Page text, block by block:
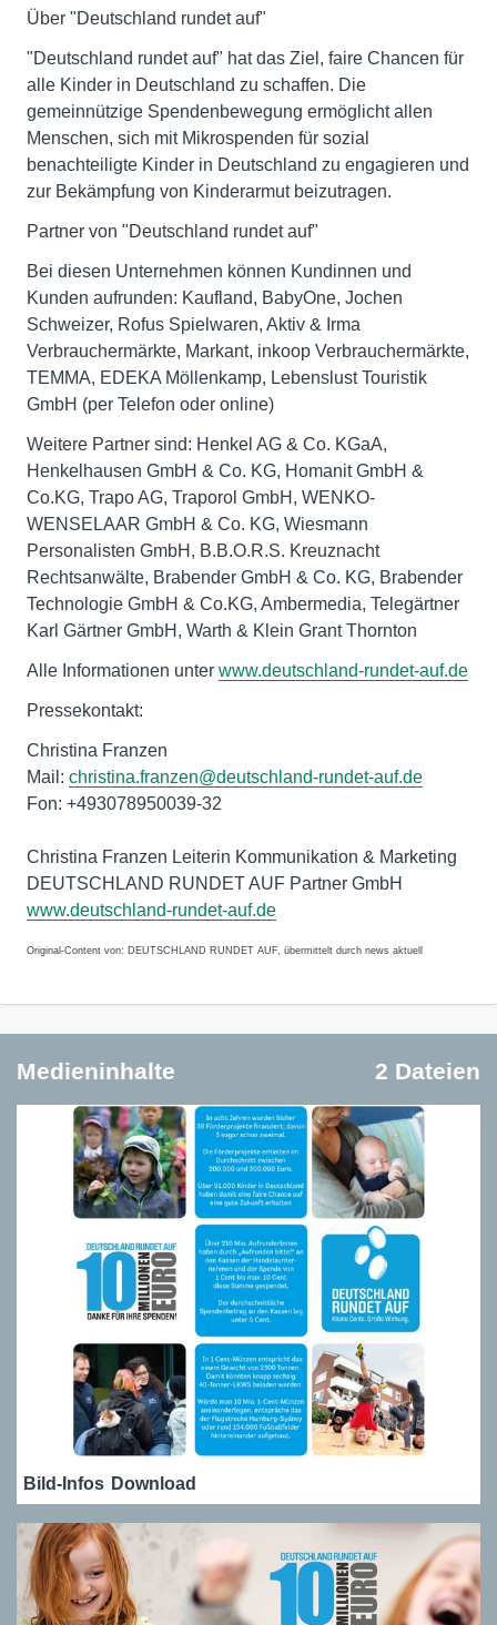
Über "Deutschland rundet auf"
"Deutschland rundet auf" hat das Ziel, faire Chancen für
alle Kinder in Deutschland zu schaffen. Die
gemeinnützige Spendenbewegung ermöglicht allen
Menschen, sich mit Mikrospenden für sozial
benachteiligte Kinder in Deutschland zu engagieren und
zur Bekämpfung von Kinderarmut beizutragen.
Partner von "Deutschland rundet auf"
Bei diesen Unternehmen können Kundinnen und
Kunden aufrunden: Kaufland, BabyOne, Jochen
Schweizer, Rofus Spielwaren, Aktiv & Irma
Verbrauchermärkte, Markant, inkoop Verbrauchermärkte,
TEMMA, EDEKA Möllenkamp, Lebenslust Touristik
GmbH (per Telefon oder online)
Weitere Partner sind: Henkel AG & Co. KGaA,
Henkelhausen GmbH & Co. KG, Homanit GmbH &
Co.KG, Trapo AG, Traporol GmbH, WENKO-
WENSELAAR GmbH & Co. KG, Wiesmann
Personalisten GmbH, B.B.O.R.S. Kreuznacht
Rechtsanwälte, Brabender GmbH & Co. KG, Brabender
Technologie GmbH & Co.KG, Ambermedia, Telegärtner
Karl Gärtner GmbH, Warth & Klein Grant Thornton
Alle Informationen unter www.deutschland-rundet-auf.de
Pressekontakt:
Christina Franzen
Mail: christina.franzen@deutschland-rundet-auf.de
Fon: +493078950039-32
Christina Franzen Leiterin Kommunikation & Marketing
DEUTSCHLAND RUNDET AUF Partner GmbH
www.deutschland-rundet-auf.de
Original-Content von: DEUTSCHLAND RUNDET AUF, übermittelt durch news aktuell
Medieninhalte 2 Dateien
Bild-Infos Download